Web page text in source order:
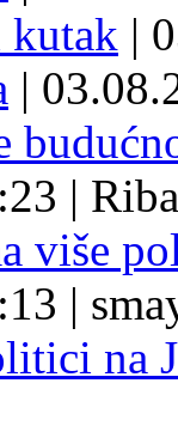
|
|
| Riba
više
|
na